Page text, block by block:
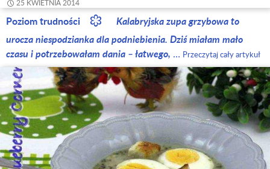
25 KWIETNIA 2014
Poziom trudności
Kalabryjska zupa grzybowa to
urocza niespodzianka dla podniebienia. Dziś miałam mało
czasu i potrzebowałam dania – łatwego, … Przeczytaj cały artykuł